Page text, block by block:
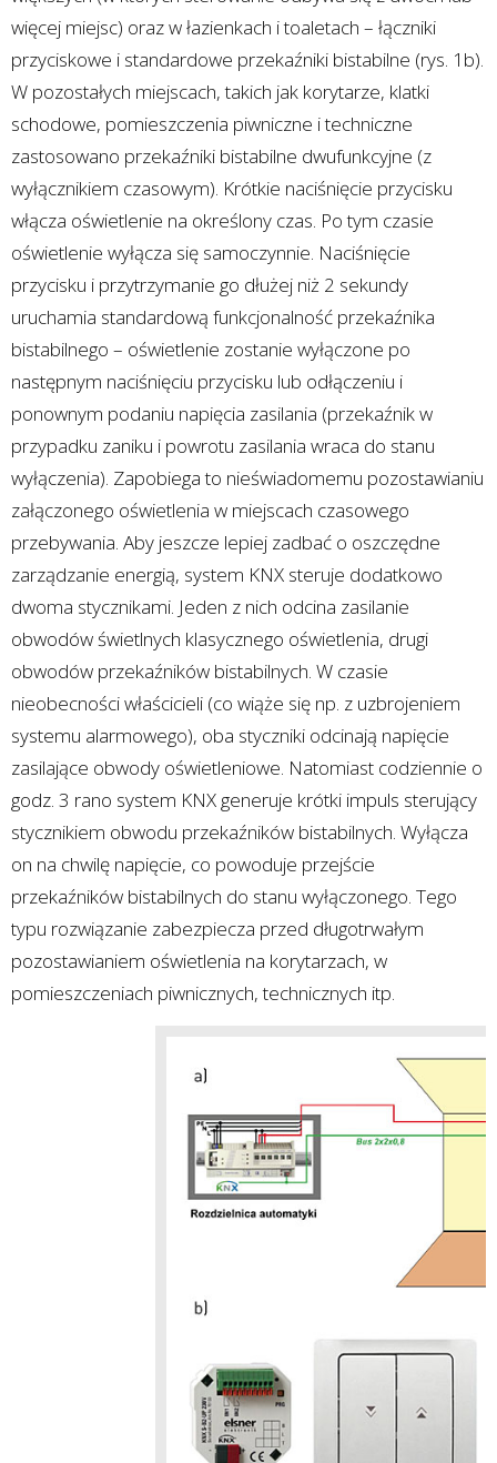
więcej miejsc) oraz w łazienkach i toaletach – łączniki
przyciskowe i standardowe przekaźniki bistabilne (rys. 1b).
W pozostałych miejscach, takich jak korytarze, klatki
schodowe, pomieszczenia piwniczne i techniczne
zastosowano przekaźniki bistabilne dwufunkcyjne (z
wyłącznikiem czasowym). Krótkie naciśnięcie przycisku
włącza oświetlenie na określony czas. Po tym czasie
oświetlenie wyłącza się samoczynnie. Naciśnięcie
przycisku i przytrzymanie go dłużej niż 2 sekundy
uruchamia standardową funkcjonalność przekaźnika
bistabilnego – oświetlenie zostanie wyłączone po
następnym naciśnięciu przycisku lub odłączeniu i
ponownym podaniu napięcia zasilania (przekaźnik w
przypadku zaniku i powrotu zasilania wraca do stanu
wyłączenia). Zapobiega to nieświadomemu pozostawianiu
załączonego oświetlenia w miejscach czasowego
przebywania. Aby jeszcze lepiej zadbać o oszczędne
zarządzanie energią, system KNX steruje dodatkowo
dwoma stycznikami. Jeden z nich odcina zasilanie
obwodów świetlnych klasycznego oświetlenia, drugi
obwodów przekaźników bistabilnych. W czasie
nieobecności właścicieli (co wiąże się np. z uzbrojeniem
systemu alarmowego), oba styczniki odcinają napięcie
zasilające obwody oświetleniowe. Natomiast codziennie o
godz. 3 rano system KNX generuje krótki impuls sterujący
stycznikiem obwodu przekaźników bistabilnych. Wyłącza
on na chwilę napięcie, co powoduje przejście
przekaźników bistabilnych do stanu wyłączonego. Tego
typu rozwiązanie zabezpiecza przed długotrwałym
pozostawianiem oświetlenia na korytarzach, w
pomieszczeniach piwnicznych, technicznych itp.